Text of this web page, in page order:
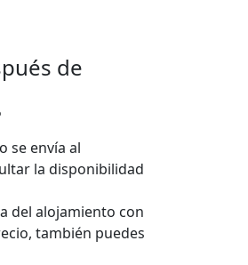
de
se envía al
la disponibilidad
del alojamiento con
también puedes